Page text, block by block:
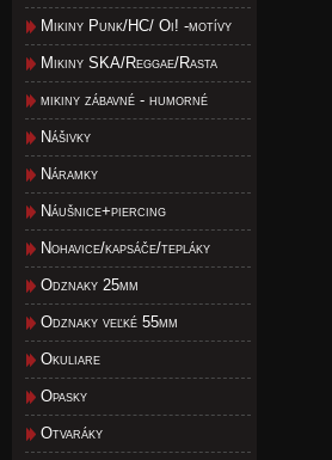
Mikiny Punk/HC/ Oi! -motívy
Mikiny SKA/Reggae/Rasta
mikiny zábavné - humorné
Nášivky
Náramky
Náušnice+piercing
Nohavice/kapsáče/tepláky
Odznaky 25mm
Odznaky veľké 55mm
Okuliare
Opasky
Otvaráky